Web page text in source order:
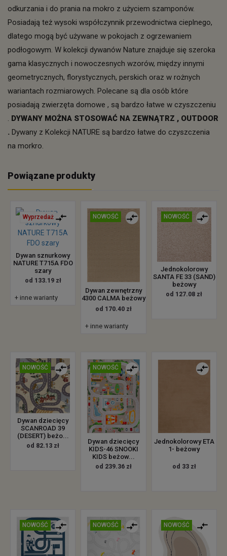
odkurzania i do prania na mokro z użyciem szamponów.
Posiadają też wysoki współczynnik przewodnictwa cieplnego,
dlatego mogą być używane w pokojach z ogrzewaniem
podłogowym. W kolekcji dywanów Nature znajduje się szeroka
gama klasycznych i nowoczesnych wzorów, między innymi
geometrycznych, florystycznych, perskich oraz w rożnych
wariantach rozmiarowych. Polecane są dla osób które
posiadają zwierzęta domowe , są bardzo łatwe w czyszczeniu
. DYWANY MOŻNA STOSOWAĆ NA ZEWNĄTRZ , OUTDOOR
. Dywany z Kolekcji NATURE są bardzo łatwe do czyszczenia
na morkro.
Powiązane produkty
Wyprzedaż
Dywan sznurkowy
NATURE T715A FDO
szary
od 133.19 zł
+ inne warianty
NOWOŚĆ
Dywan zewnętrzny
4300 CALMA beżowy
od 170.40 zł
+ inne warianty
NOWOŚĆ
Jednokolorowy
SANTA FE 33 (SAND)
beżowy
od 127.08 zł
NOWOŚĆ
Dywan dziecięcy
SCANROAD 39
(DESERT) beżo...
od 82.13 zł
NOWOŚĆ
Dywan dziecięcy
KIDS-46 SNOOKI
KIDS beżow...
od 239.36 zł
Jednokolorowy ETA
1- beżowy
od 33 zł
NOWOŚĆ NOWOŚĆ NOWOŚĆ